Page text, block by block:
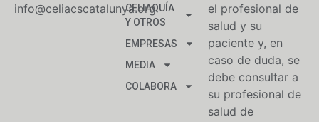
info@celiacscatalunya.org
CELIAQUÍA
Y OTROS
EMPRESAS
MEDIA
COLABORA
el profesional de
salud y su
paciente y, en
caso de duda, se
debe consultar a
su profesional de
salud de